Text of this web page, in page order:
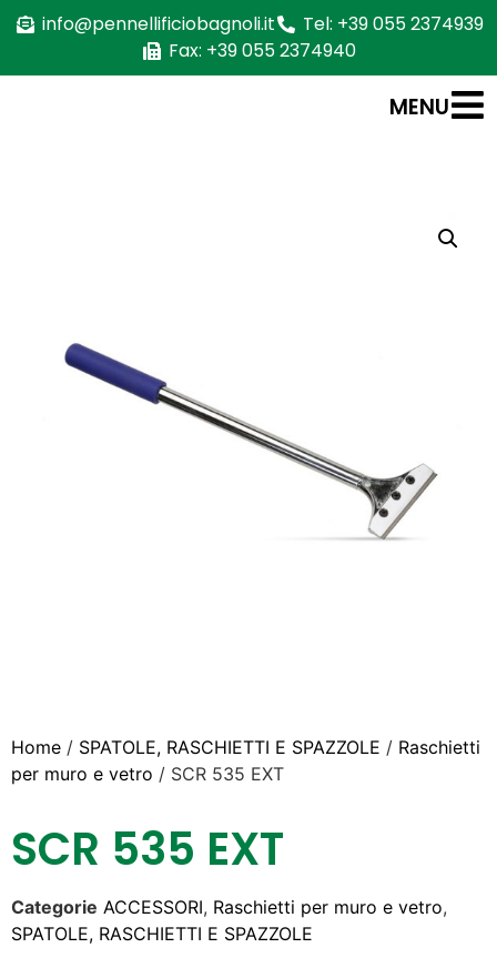
info@pennellificiobagnoli.it
Tel: +39 055 2374939
Fax: +39 055 2374940
MENU
Home / SPATOLE, RASCHIETTI E SPAZZOLE / Raschietti
per muro e vetro / SCR 535 EXT
SCR 535 EXT
Categorie ACCESSORI, Raschietti per muro e vetro,
SPATOLE, RASCHIETTI E SPAZZOLE